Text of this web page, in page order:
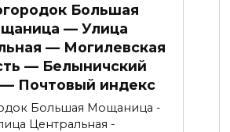
Большая
— Улица
— Могилевская
— Белыничский
Почтовый индекс
Большая Мощаница -
Центральная -